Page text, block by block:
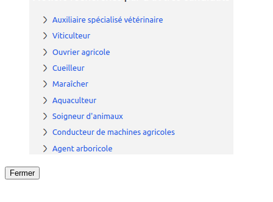
Fermer